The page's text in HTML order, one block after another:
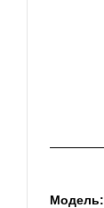
Модель: